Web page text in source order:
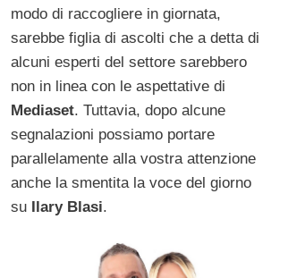
modo di raccogliere in giornata,
sarebbe figlia di ascolti che a detta di
alcuni esperti del settore sarebbero
non in linea con le aspettative di
Mediaset. Tuttavia, dopo alcune
segnalazioni possiamo portare
parallelamente alla vostra attenzione
anche la smentita la voce del giorno
su Ilary Blasi.